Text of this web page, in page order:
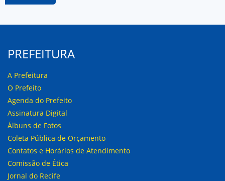
PREFEITURA
A Prefeitura
O Prefeito
Agenda do Prefeito
Assinatura Digital
Álbuns de Fotos
Coleta Pública de Orçamento
Contatos e Horários de Atendimento
Comissão de Ética
Jornal do Recife